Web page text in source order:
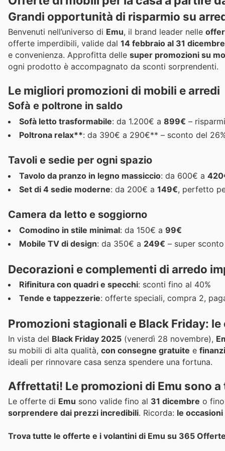
Grandi opportunità di risparmio su
Benvenuti nell’universo di Emu, il brand leader nelle
offerte imperdibili, valide dal 14 febbraio al 31 dicembre
e convenienza. Approfitta delle super promozioni su
ogni prodotto è accompagnato da sconti sorprendenti.
Le migliori promozioni di mobili e arredi
Sofà e poltrone in saldo
Sofà letto trasformabile: da 1.200€ a 899€ –
Poltrona relax**: da 390€ a 290€** – sconto del
Tavoli e sedie per ogni spazio
Tavolo da pranzo in legno massiccio: da 600€ a
Set di 4 sedie moderne: da 200€ a 149€, perfetto
Camera da letto e soggiorno
Comodino in stile minimal: da 150€ a 99€
Mobile TV di design: da 350€ a 249€ – super
Decorazioni e complementi di arredo
Rifinitura con quadri e specchi: sconti fino al 40%
Tende e tappezzerie: offerte speciali, compra 2,
Promozioni stagionali e Black Friday:
In vista del Black Friday 2025 (venerdì 28 novembre),
su mobili di alta qualità, con consegne gratuite e
ideali per rinnovare casa senza spendere una fortuna.
Affrettati! Le promozioni di Emu sono
Le offerte di Emu sono valide fino al 31 dicembre o
sorprendere dai prezzi incredibili. Ricorda: le
Trova tutte le offerte e i volantini di Emu su 365